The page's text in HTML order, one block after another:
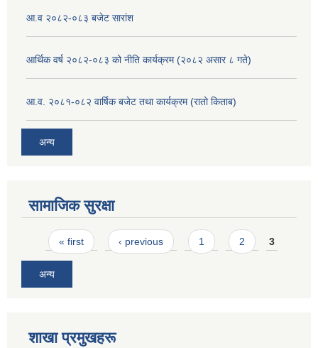
आ.व २०८२-०८३ बजेट सारांश
आर्थिक वर्ष २०८२-०८३ को नीति कार्यक्रम (२०८२ असार ८ गते)
आ.व. २०८१-०८२ वार्षिक बजेट तथा कार्यक्रम (रातो किताब)
अन्य
सामाजिक सुरक्षा
Pages
« first ‹ previous 1 2 3
अन्य
शाखा प्रमुखहरू